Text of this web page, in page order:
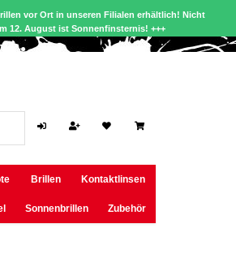
vor Ort in unseren Filialen erhältlich! Nicht
12. August ist Sonnenfinsternis! +++
Brillen Kontaktlinsen
Sonnenbrillen Zubehör